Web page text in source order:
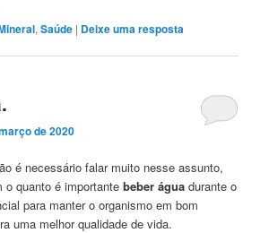
,Saúde | Deixe uma resposta
de 2020
é necessário falar muito nesse assunto,
o quanto é importantebeber água durante o
para manter o organismo em bom
uma melhor qualidade de vida.